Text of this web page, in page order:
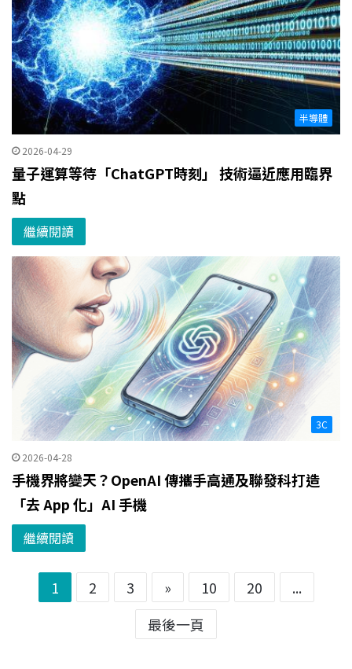
半導體
2026-04-29
量子運算等待「ChatGPT時刻」 技術逼近應用臨界
點
繼續閱讀
3C
2026-04-28
手機界將變天？OpenAI 傳攜手高通及聯發科打造
「去 App 化」AI 手機
繼續閱讀
1 2 3 » 10 20
...
最後一頁